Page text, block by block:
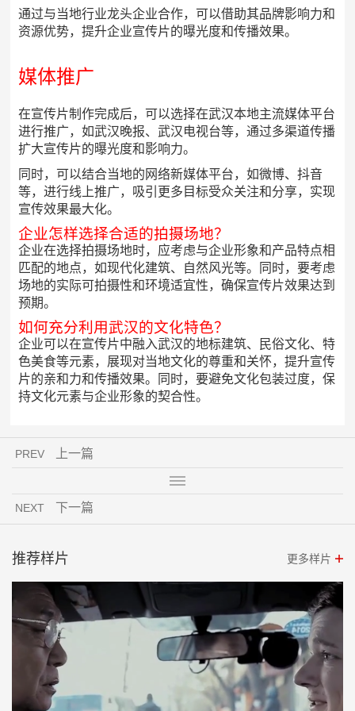
通过与当地行业龙头企业合作，可以借助其品牌影响力和
资源优势，提升企业宣传片的曝光度和传播效果。
媒体推广
在宣传片制作完成后，可以选择在武汉本地主流媒体平台
进行推广，如武汉晚报、武汉电视台等，通过多渠道传播
扩大宣传片的曝光度和影响力。
同时，可以结合当地的网络新媒体平台，如微博、抖音
等，进行线上推广，吸引更多目标受众关注和分享，实现
宣传效果最大化。
企业怎样选择合适的拍摄场地？
企业在选择拍摄场地时，应考虑与企业形象和产品特点相
匹配的地点，如现代化建筑、自然风光等。同时，要考虑
场地的实际可拍摄性和环境适宜性，确保宣传片效果达到
预期。
如何充分利用武汉的文化特色？
企业可以在宣传片中融入武汉的地标建筑、民俗文化、特
色美食等元素，展现对当地文化的尊重和关怀，提升宣传
片的亲和力和传播效果。同时，要避免文化包装过度，保
持文化元素与企业形象的契合性。
PREV 上一篇
NEXT 下一篇
推荐样片 更多样片